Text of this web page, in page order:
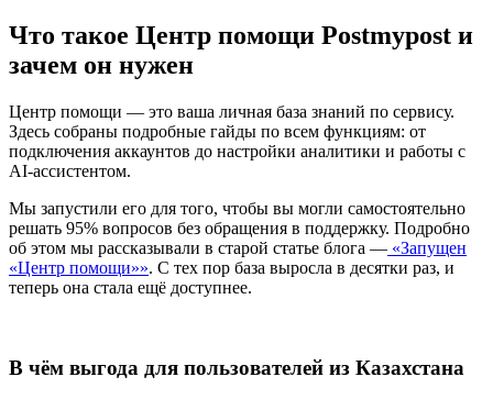
Что такое Центр помощи Postmypost и
зачем он нужен
Центр помощи — это ваша личная база знаний по сервису.
Здесь собраны подробные гайды по всем функциям: от
подключения аккаунтов до настройки аналитики и работы с
AI-ассистентом.
Мы запустили его для того, чтобы вы могли самостоятельно
решать 95% вопросов без обращения в поддержку. Подробно
об этом мы рассказывали в старой статье блога — «Запущен
«Центр помощи»». С тех пор база выросла в десятки раз, и
теперь она стала ещё доступнее.
В чём выгода для пользователей из Казахстана